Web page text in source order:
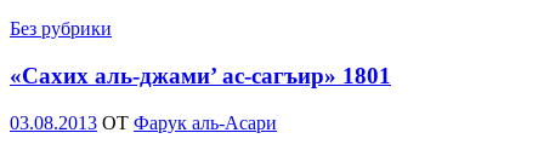
Без рубрики
«Сахих аль-джами’ ас-сагъир» 1801
Опубликовано
03.08.2013 OT Фарук аль-Асари